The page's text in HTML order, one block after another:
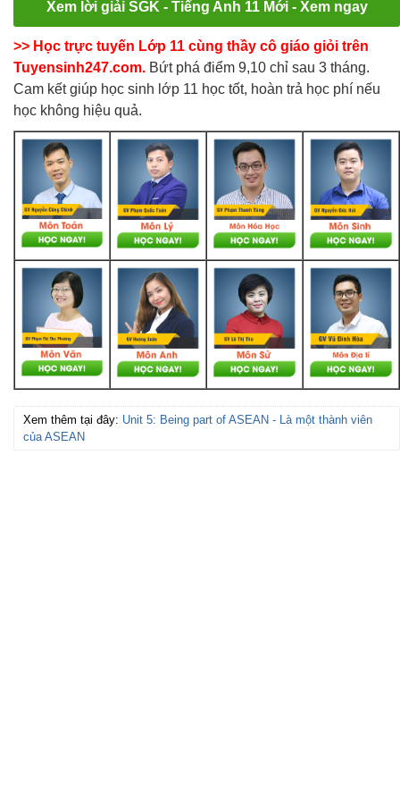
Xem lời giải SGK - Tiếng Anh 11 Mới - Xem ngay
>> Học trực tuyến Lớp 11 cùng thầy cô giáo giỏi trên
Tuyensinh247.com. Bứt phá điểm 9,10 chỉ sau 3 tháng.
Cam kết giúp học sinh lớp 11 học tốt, hoàn trả học phí nếu
học không hiệu quả.
Xem thêm tại đây: Unit 5: Being part of ASEAN - Là một thành viên
của ASEAN